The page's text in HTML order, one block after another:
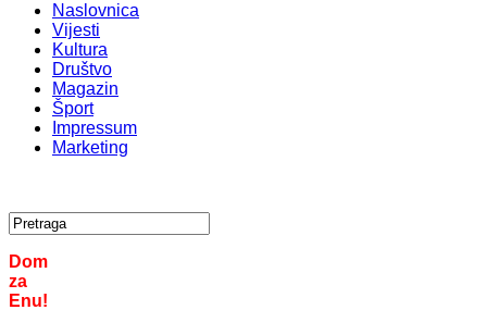
Naslovnica
Vijesti
Kultura
Društvo
Magazin
Šport
Impressum
Marketing
Dom
za
Enu!